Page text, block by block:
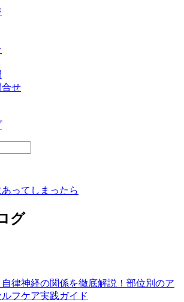
合せ
グ
律神経の関係を徹底解説！部位別のア
フケア実践ガイド